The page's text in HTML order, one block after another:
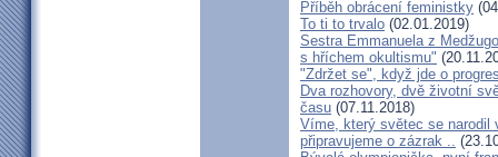
Příběh obrácení feministky
To ti to trvalo (02.01.2019)
Sestra Emmanuela z
s hříchem okultismu"
"Zdržet se", když jde o
Dva rozhovory, dvě životní
času (07.11.2018)
Víme, který světec se narodil
připravujeme o zázrak ..